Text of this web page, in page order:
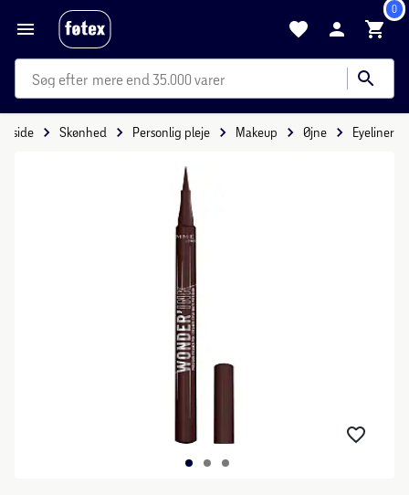
0
mere end 35.000 varer
Skønhed Personlig pleje Makeup Øjne Eyeliner